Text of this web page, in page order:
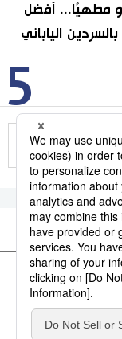
5
مطهيًا... أفضل
الياباني
مجتمع
اليابانية